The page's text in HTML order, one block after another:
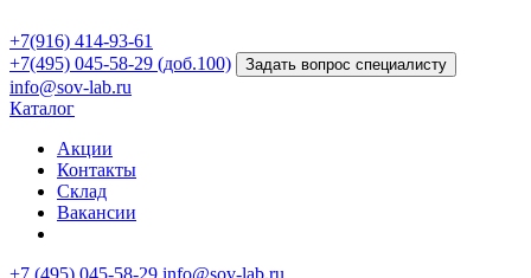
+7(916) 414-93-61
+7(495) 045-58-29 (доб.100)
Задать вопрос специалисту
info@sov-lab.ru
Каталог
Акции
Контакты
Склад
Вакансии
+7 (495) 045-58-29 info@sov-lab.ru